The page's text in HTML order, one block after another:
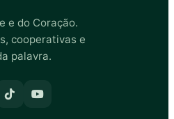
e do Coração.
cooperativas e
palavra.